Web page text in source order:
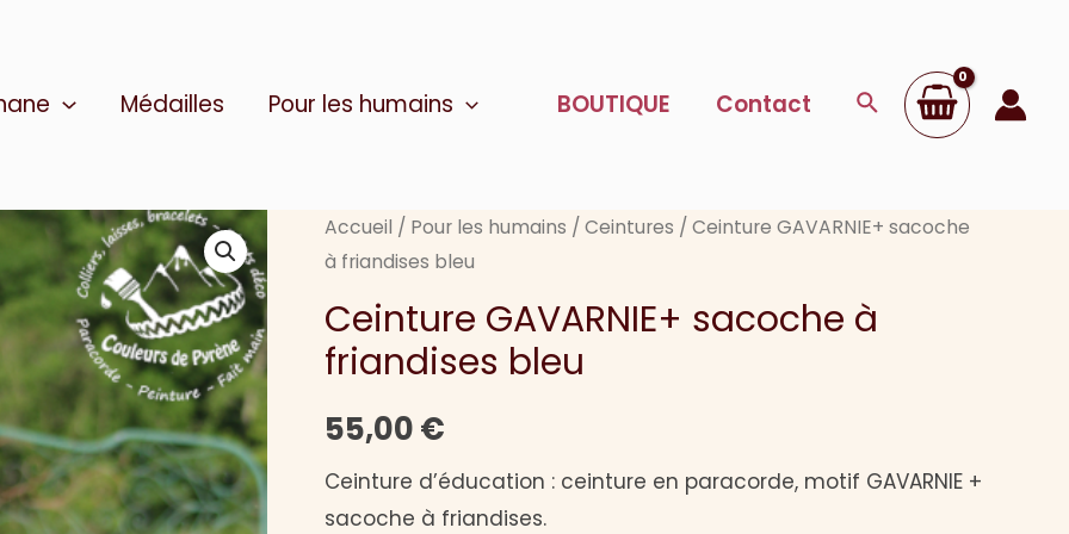
Médailles Pour les humains BOUTIQUE Contact Rechercher
Accueil / Pour les humains / Ceintures / Ceinture GAVARNIE+ sacoche
à friandises bleu
Ceinture GAVARNIE+ sacoche à
friandises bleu
55,00€
Ceinture d’éducation : ceinture en paracorde, motif GAVARNIE +
sacoche à friandises.
bleu